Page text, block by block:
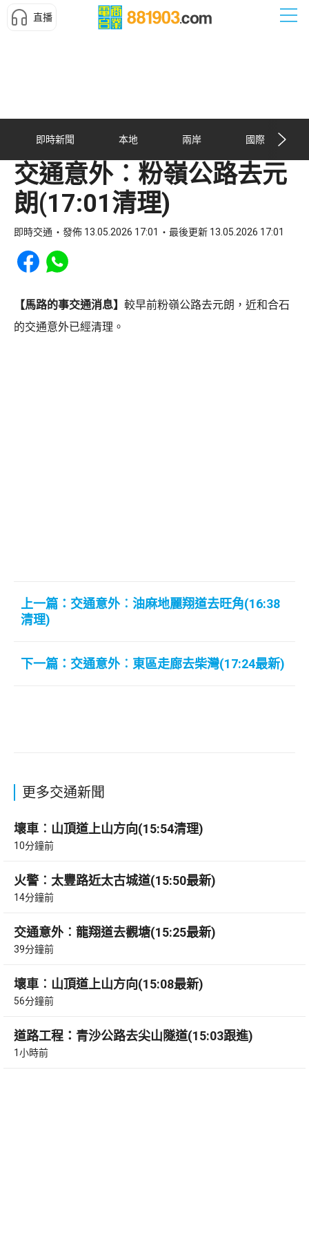
直播
即時新聞 本地 兩岸 國際
交通意外︰粉嶺公路去元
朗(17:01清理)
即時交通 發佈 13.05.2026 17:01 最後更新 13.05.2026 17:01
Share to Facebook
Share to WhatsApp
【馬路的事交通消息】 較早前粉嶺公路去元朗，近和合石
的交通意外已經清理。
上一篇：交通意外︰油麻地麗翔道去旺角(16:38
清理)
下一篇：交通意外︰東區走廊去柴灣(17:24最新)
更多交通新聞
壞車︰山頂道上山方向(15:54清理)
10分鐘前
火警︰太豐路近太古城道(15:50最新)
14分鐘前
交通意外︰龍翔道去觀塘(15:25最新)
39分鐘前
壞車︰山頂道上山方向(15:08最新)
56分鐘前
道路工程：青沙公路去尖山隧道(15:03跟進)
1小時前